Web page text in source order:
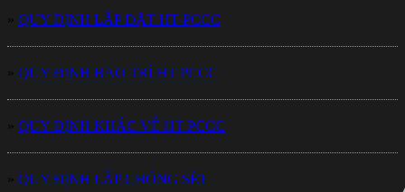
» QUY ĐỊNH LẮP ĐẶT HT PCCC
» QUY ĐỊNH BẢO TRÌ HT PCCC
» QUY ĐỊNH KHÁC VỀ HT PCCC
» QUY ĐỊNH LẮP CHỐNG SÉT